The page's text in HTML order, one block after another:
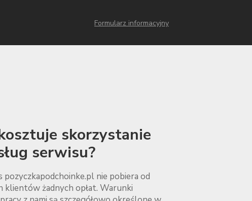
Formularz informacyjny
skorzystanie
serwisu?
pozyczkapodchoinke.pl nie pobiera od
klientów żadnych opłat. Warunki